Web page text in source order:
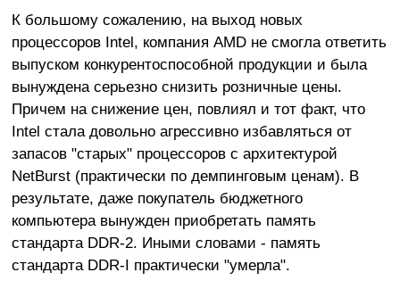
К большому сожалению, на выход новых
процессоров Intel, компания AMD не смогла ответить
выпуском конкурентоспособной продукции и была
вынуждена серьезно снизить розничные цены.
Причем на снижение цен, повлиял и тот факт, что
Intel стала довольно агрессивно избавляться от
запасов "старых" процессоров с архитектурой
NetBurst (практически по демпинговым ценам). В
результате, даже покупатель бюджетного
компьютера вынужден приобретать память
стандарта DDR-2. Иными словами - память
стандарта DDR-I практически "умерла".